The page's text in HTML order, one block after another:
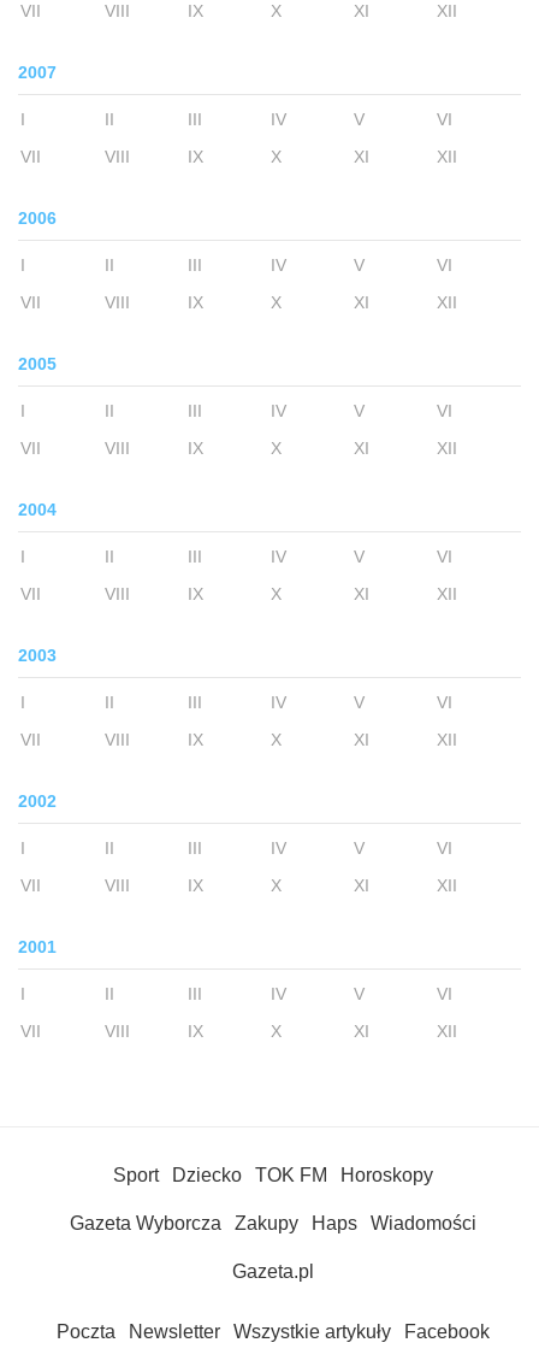
VII
VIII IX X XI XII
2007
I II III IV V
VI
VII
VIII IX X XI XII
2006
I II III IV V
VI
VII
VIII IX X XI XII
2005
I II III IV V
VI
VII
VIII IX X XI XII
2004
I II III IV V
VI
VII
VIII IX X XI XII
2003
I II III IV V
VI
VII
VIII IX X XI XII
2002
I II III IV V
VI
VII
VIII IX X XI XII
2001
I II III IV V
VI
VII
VIII IX X XI XII
Sport Dziecko TOK FM Horoskopy
Gazeta Wyborcza Zakupy Haps Wiadomości
Gazeta.pl
Poczta Newsletter Wszystkie artykuły Facebook